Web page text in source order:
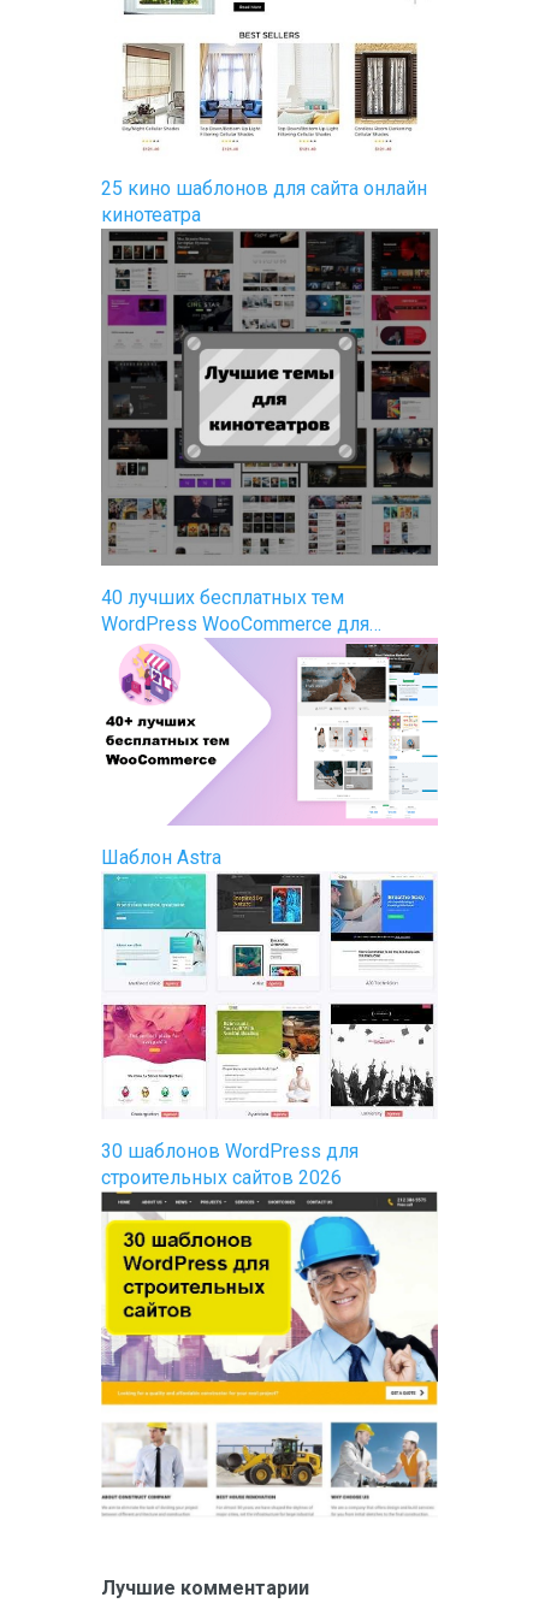
25 кино шаблонов для сайта онлайн
кинотеатра
40 лучших бесплатных тем
WordPress WooCommerce для…
Шаблон Astra
30 шаблонов WordPress для
строительных сайтов 2026
Лучшие комментарии